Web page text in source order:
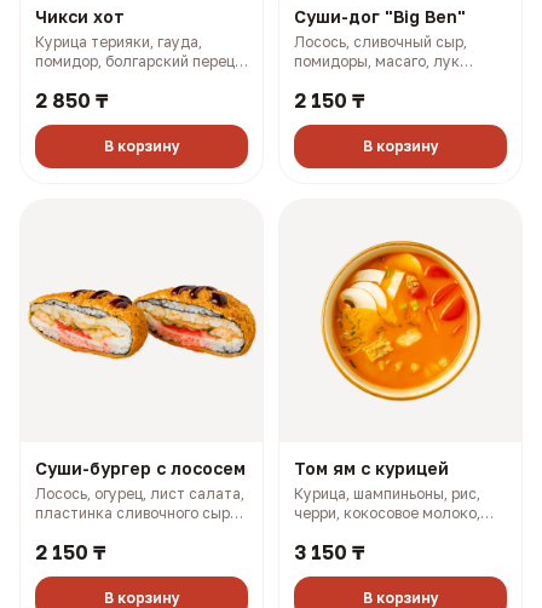
Чикси хот
Курица терияки, гауда,
помидор, болгарский перец,
гр, 660 ккал)
2 850 ₸
В корзину
Суши-дог "Big Ben"
Лосось, сливочный сыр,
помидоры, масаго, лук
гр, 773 ккал)
2 150 ₸
В корзину
Суши-бургер с лососем
Лосось, огурец, лист салата,
пластинка сливочного сыра,
боул (330 гр, 910 ккал)
2 150 ₸
В корзину
Том ям с курицей
Курица, шампиньоны, рис,
черри, кокосовое молоко,
3 150 ₸
В корзину